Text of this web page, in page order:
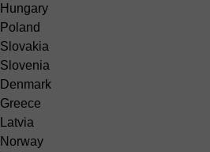
Hungary
Poland
Slovakia
Slovenia
Denmark
Greece
Latvia
Norway